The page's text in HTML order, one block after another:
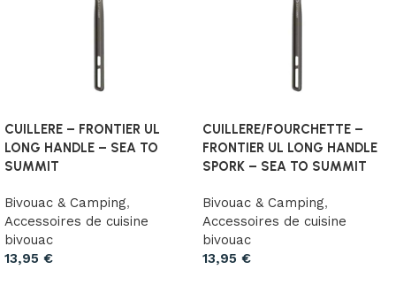
CUILLERE – FRONTIER UL
LONG HANDLE – SEA TO
SUMMIT
Bivouac & Camping,
Accessoires de cuisine
bivouac
13,95 €
CUILLERE/FOURCHETTE –
FRONTIER UL LONG HANDLE
SPORK – SEA TO SUMMIT
Bivouac & Camping,
Accessoires de cuisine
bivouac
13,95 €